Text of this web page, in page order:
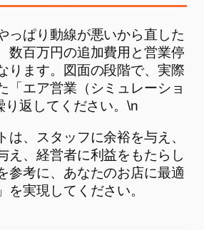
っぱり動線が悪いから直した
数百万円の追加費用と営業停
ります。図面の段階で、実際
「エア営業（シミュレーショ
り返してください。\n
は、スタッフに余裕を与え、
え、経営者に利益をもたらし
参考に、あなたのお店に最適
を実現してください。